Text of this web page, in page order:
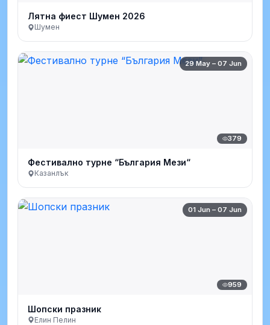
Лятна фиест Шумен 2026
Шумен
29 May – 07 Jun
379
Фестивално турне “България Мези“
Казанлък
01 Jun – 07 Jun
959
Шопски празник
Елин Пелин